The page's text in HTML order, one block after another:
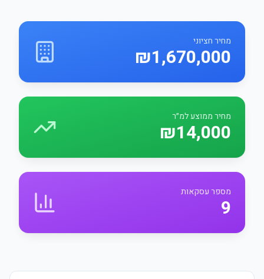
מחיר חציוני
₪1,670,000
מחיר ממוצע למ״ר
₪14,000
מספר עסקאות
9